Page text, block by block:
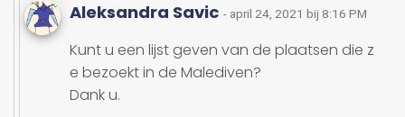
Aleksandra Savic - april 24, 2021 bij 8:16 PM
Kunt u een lijst geven van de plaatsen die z
e bezoekt in de Malediven?
Dank u.